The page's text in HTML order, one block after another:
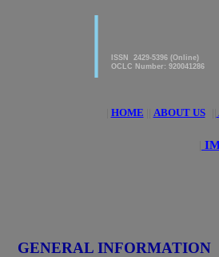
GENERAL INFORMATION
HOME ABOUT US
|
ISSN 2429-5396 (Online)
OCLC Number: 920041286